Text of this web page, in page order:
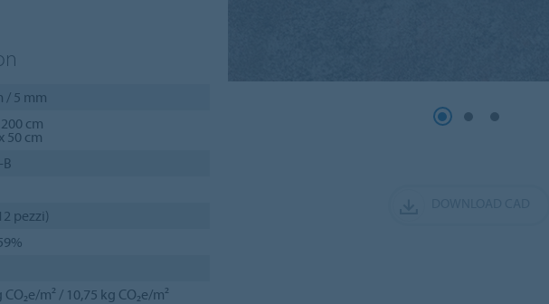
/ 5 mm
cm
50 cm
pezzi)
CO₂e/m² / 10,75 kg CO₂e/m²